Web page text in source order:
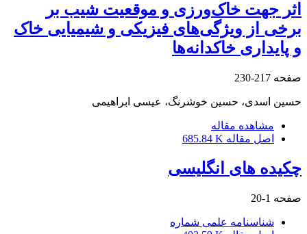
اثر جهت خاک‌ورزی و موقعیت شیب بر
برخی از ویژگی‌های فیزیکی و شیمیایی خاک
و پایداری خاکدانه‌ها
صفحه 217-230
حسین اسدی، حسین خوشرنگ، عیسی ابراهیمی
مشاهده مقاله
اصل مقاله 685.84 K
چکیده های انگلیسی
صفحه 1-20
شناسنامه علمی شماره